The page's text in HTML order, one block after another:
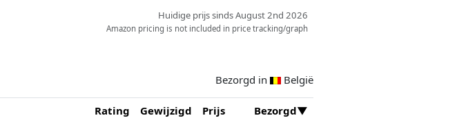
Huidige prijs sinds August 2nd 2026
Amazon pricing is not included in price tracking/graph
Bezorgd in België
Rating Gewijzigd Prijs
Bezorgd